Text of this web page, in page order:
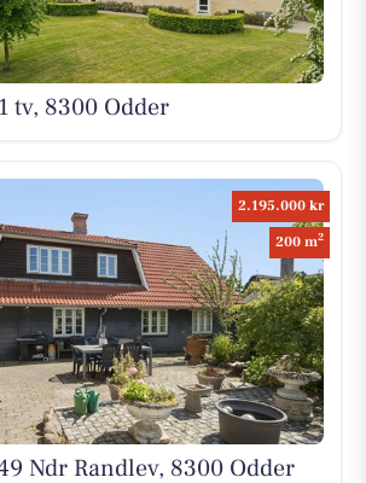
tv, 8300 Odder
2.195.000 kr
200 m2
Ndr Randlev, 8300 Odder